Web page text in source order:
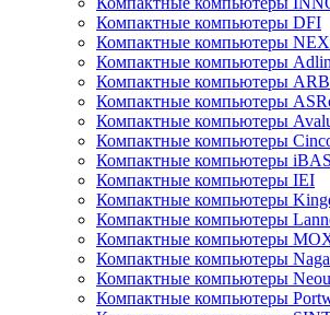
Компактные компьютеры DFI
Компактные компьютеры
Компактные компьютеры
Компактные компьютеры
Компактные компьютеры
Компактные компьютеры
Компактные компьютеры
Компактные компьютеры
Компактные компьютеры IEI
Компактные компьютеры
Компактные компьютеры
Компактные компьютеры
Компактные компьютеры
Компактные компьютеры
Компактные компьютеры